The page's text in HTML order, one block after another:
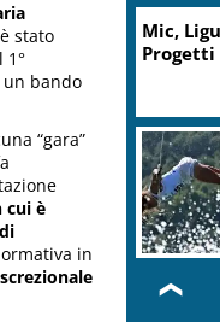
stato
1°
un bando
“gara”
cui è
in
Mic,
❮